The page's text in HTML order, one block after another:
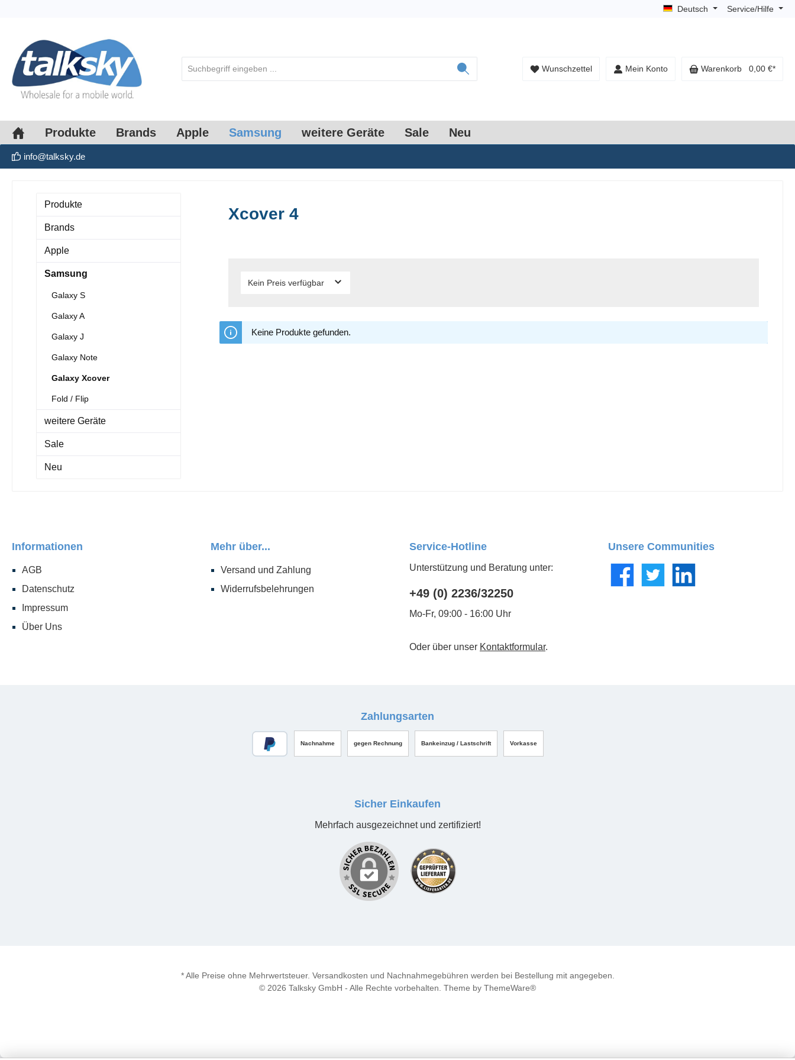
Deutsch Service/Hilfe
Wunschzettel Mein Konto Warenkorb 0,00 €*
Produkte Brands Apple Samsung weitere Geräte Sale Neu
info@talksky.de
Produkte
Brands
Apple
Samsung
Galaxy S
Galaxy A
Galaxy J
Galaxy Note
Galaxy Xcover
Fold / Flip
weitere Geräte
Sale
Neu
Xcover 4
Kein Preis verfügbar
Keine Produkte gefunden.
Informationen
AGB
Datenschutz
Impressum
Über Uns
Mehr über...
Versand und Zahlung
Widerrufsbelehrungen
Service-Hotline
Unterstützung und Beratung unter:
+49 (0) 2236/32250
Mo-Fr, 09:00 - 16:00 Uhr
Oder über unser Kontaktformular.
Unsere Communities
FacebookTwitter LinkedIn
Zahlungsarten
Nachnahme gegen Rechnung Bankeinzug / Lastschrift Vorkasse
Sicher Einkaufen
Mehrfach ausgezeichnet und zertifiziert!
* Alle Preise ohne Mehrwertsteuer. Versandkosten und Nachnahmegebühren werden bei Bestellung mit angegeben.
© 2026 Talksky GmbH - Alle Rechte vorbehalten. Theme by ThemeWare®